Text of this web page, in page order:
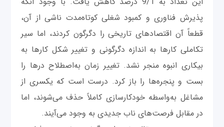
پذیرش فناوری و کمبود شغلی کوتاه‌مدت ناشی از آن،
قطعاً آن اقتصادهای تاریخی را دگرگون کردند، اما سیر
تکاملی کارها به‌ اندازه دگرگونی و تغییر شکل کارها به
بیکاری انبوه منجر نشد. تغییر زمان به‌اصطلاح درها را
بست و پنجره‌ها را باز کرد. درست است که یکسری از
مشاغل به‌واسطه خودکارسازی کاملاً حذف می‌شوند، اما
در مقابل فرصت‌های ناب جدیدی به وجود می‌آیند.